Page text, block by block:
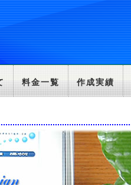
料金一覧 作成実績